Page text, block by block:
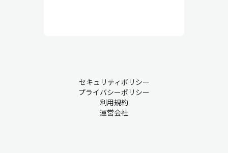
セキュリティポリシー
プライバシーポリシー
利用規約
運営会社